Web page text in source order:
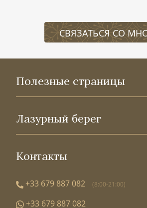
СВЯЗАТЬСЯ СО
Полезные страницы
Лазурный берег
Контакты
+33 679 887 082 (8:00-21:00)
+33 679 887 082